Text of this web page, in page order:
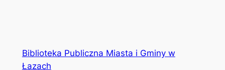
Biblioteka Publiczna Miasta i Gminy w
Łazach